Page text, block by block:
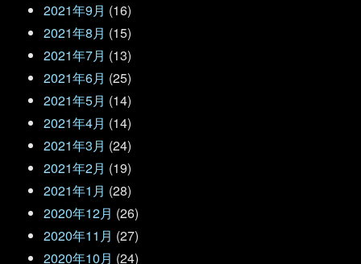
2021年9月 (16)
2021年8月 (15)
2021年7月 (13)
2021年6月 (25)
2021年5月 (14)
2021年4月 (14)
2021年3月 (24)
2021年2月 (19)
2021年1月 (28)
2020年12月 (26)
2020年11月 (27)
2020年10月 (24)